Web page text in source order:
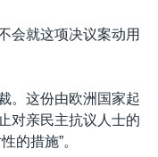
会就这项决议案动用
。这份由欧洲国家起
对亲民主抗议人士的
的措施”。